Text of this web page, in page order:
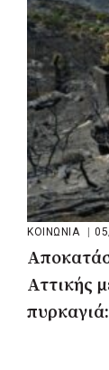
ΚΟΙΝΩΝΙΑ
Αττικής